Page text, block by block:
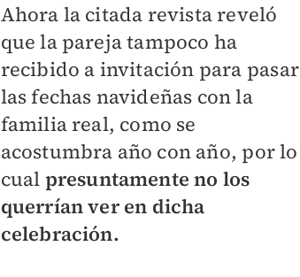
Ahora la citada revista reveló
que la pareja tampoco ha
recibido a invitación para pasar
las fechas navideñas con la
familia real, como se
acostumbra año con año, por lo
cual presuntamente no los
querrían ver en dicha
celebración.